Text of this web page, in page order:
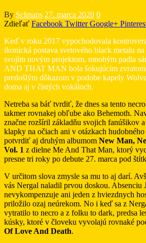
By Schnaps 27. marca 2020 0
Zdieľať Facebook Twitter Google+
Keď v roku 2017 vypochodovala
ikonická postava svetového black metalu
svojím novým projektom, mnohým padla
AND THAT MAN bola šokujúcim zvratom
predošlým dôkazom v podobe kapely
doma aj v čistých vokáloch.
Netreba sa báť tvrdiť, že dnes sa tento
takmer rovnakej obľube ako Behemoth.
značne rozšíril základňu svojich fanúšikov
klapky na očiach ani v otázkach
potvrdiť aj druhým albumom New Man,
Vol. 1 z dielne Me And That Man, ktorý
presne tri roky po debute 27. marca pod
V určitom slova zmysle sa mu to aj darí.
vás Nergal naladil prvou doskou. Absenciu
nevykompenzuje ani jeden z hviezdnych
priložilo ozaj neúrekom. No i keď sa z
vytratilo to necro a z folku to dark, predsa
kúsky, ktoré v človeku vyvolajú rovnaké
Of Love And Death.